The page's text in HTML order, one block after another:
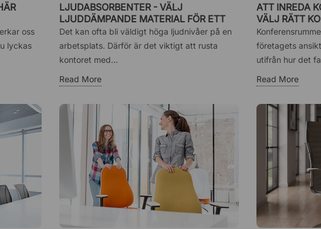
oss
lyckas
LJUDABSORBENTER - VÄLJ
LJUDDÄMPANDE MATERIAL FÖR ETT
TYSTARE KONTOR
Det kan ofta bli väldigt höga ljudnivåer på en
arbetsplats. Därför är det viktigt att rusta
kontoret med...
Read More
ATT INREDA
VÄLJ RÄTT
företagets
utifrån hur det
Read More